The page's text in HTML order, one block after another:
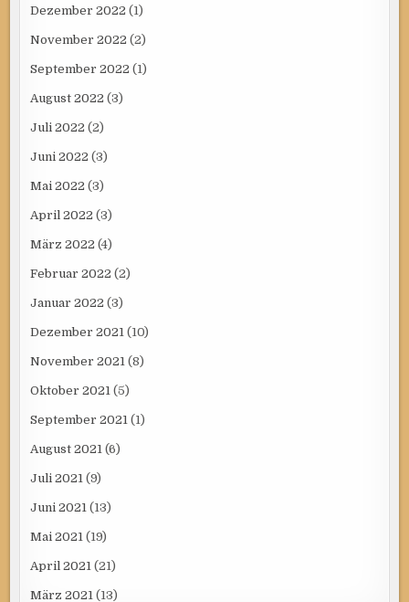
Dezember 2022 (1)
November 2022 (2)
September 2022 (1)
August 2022 (3)
Juli 2022 (2)
Juni 2022 (3)
Mai 2022 (3)
April 2022 (3)
März 2022 (4)
Februar 2022 (2)
Januar 2022 (3)
Dezember 2021 (10)
November 2021 (8)
Oktober 2021 (5)
September 2021 (1)
August 2021 (6)
Juli 2021 (9)
Juni 2021 (13)
Mai 2021 (19)
April 2021 (21)
März 2021 (13)